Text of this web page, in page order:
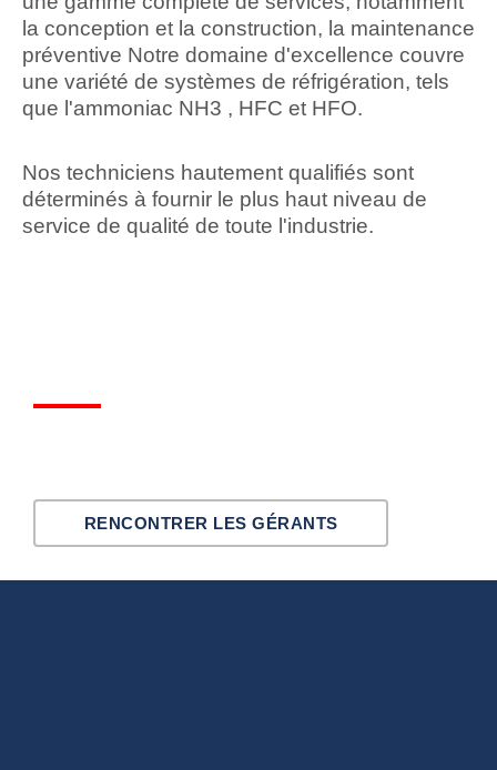
la conception et la construction, la maintenance
préventive Notre domaine d'excellence couvre
une variété de systèmes de réfrigération, tels
que l'ammoniac NH3 , HFC et HFO.
Nos techniciens hautement qualifiés sont
déterminés à fournir le plus haut niveau de
service de qualité de toute l'industrie.
RENCONTRER LES GÉRANTS